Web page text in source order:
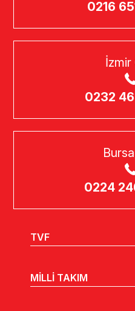
0216
İzmir
0232
0224
TVF
MİLLİ TAKIM